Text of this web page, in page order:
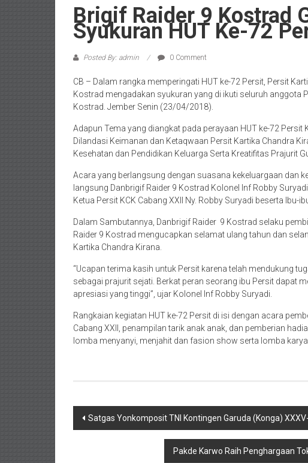
Brigif Raider 9 Kostrad
Syukuran HUT Ke-72
Posted By: admin 0 Comment
CB – Dalam rangka memperingati HUT ke-72 Persit, Persit
Kostrad mengadakan syukuran yang di ikuti seluruh anggota
Kostrad. Jember Senin (23/04/2018).
Adapun Tema yang diangkat pada perayaan HUT ke-72 Persit
Dilandasi Keimanan dan Ketaqwaan Persit Kartika Chandra
Kesehatan dan Pendidikan Keluarga Serta Kreatifitas Prajurit
Acara yang berlangsung dengan suasana kekeluargaan dan
langsung Danbrigif Raider 9 Kostrad Kolonel Inf Robby
Ketua Persit KCK Cabang XXII Ny. Robby Suryadi beserta Ibu-
Dalam Sambutannya, Danbrigif Raider 9 Kostrad selaku
Raider 9 Kostrad mengucapkan selamat ulang tahun dan
Kartika Chandra Kirana.
“Ucapan terima kasih untuk Persit karena telah mendukung
sebagai prajurit sejati. Berkat peran seorang ibu Persit dapat
apresiasi yang tinggi”, ujar Kolonel Inf Robby Suryadi.
Rangkaian kegiatan HUT ke-72 Persit di isi dengan acara
Cabang XXII, penampilan tarik anak anak, dan pemberian
lomba menyanyi, menjahit dan fasion show serta lomba
Post
Satgas Yonkomposit TNI Kontingen Garuda (Konga)
Pakde Karwo Raih Penghargaan